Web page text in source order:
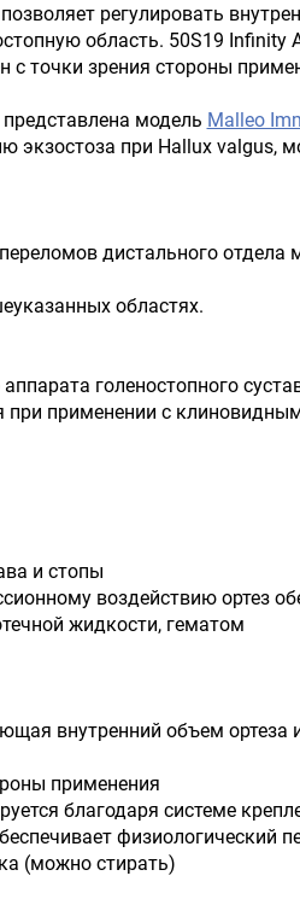
регулировать
область. 50S19
с точки зрения стороны
модель Malleo
экзостоза при Hallux valgus,
дистального
областях.
голеностопного
применении с
и стопы
воздействию ортез
жидкости, гематом
внутренний объем ортеза
применения
благодаря системе
физиологический
(можно стирать)